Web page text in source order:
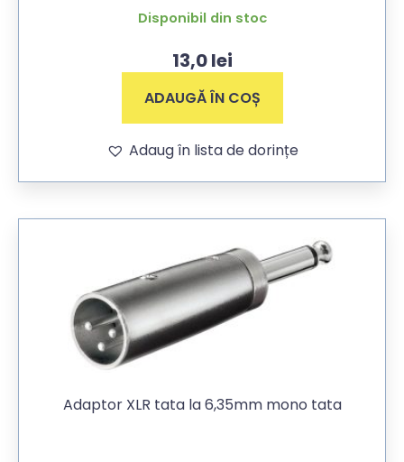
Disponibil din stoc
13,0lei
ADAUGĂ ÎN COȘ
Adaug în lista de dorințe
Adaptor XLR tata la 6,35mm mono tata